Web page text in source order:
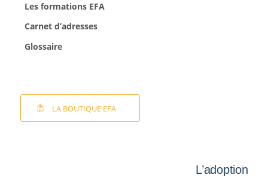
Les formations EFA
Carnet d’adresses
Glossaire
LA BOUTIQUE EFA
L’adoption